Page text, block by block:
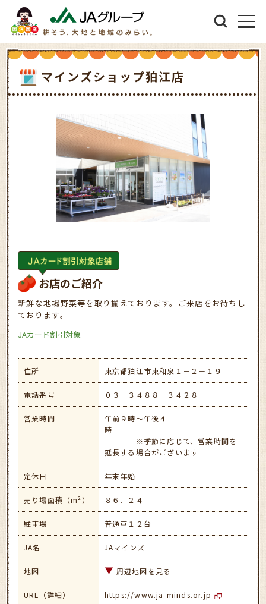
マインズショップ狛江店
お店のご紹介
新鮮な地場野菜等を取り揃えております。ご来店をお待ちし
ております。
JAカード割引対象
住所 東京都狛江市東和泉１－２－１９
電話番号 ０３－３４８８－３４２８
営業時間
午前９時～午後４
時
※季節に応じて、営業時間を
延長する場合がございます
定休日 年末年始
売り場面積（m²） ８６．２４
駐車場 普通車１２台
JA名 JAマインズ
地図 周辺地図を見る
URL（詳細） https://www.ja-minds.or.jp